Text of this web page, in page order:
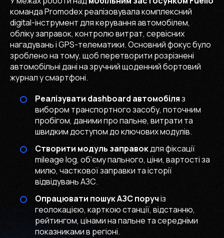
команда Promodex реалізовувала комплексний
digital-інструмент для керування автомобілем,
обліку заправок, контролю витрат, сервісних
нагадувань і GPS-телематики. Основний фокус було
зроблено на тому, щоб перетворити розрізнені
автомобільні дані на зручний щоденний бортовий
журнал у смартфоні.
Реалізувати dashboard автомобіляз
вибором транспортного засобу, поточним
пробігом, даними про пальне, витрати та
швидким доступом до ключових модулів.
Створити модуль заправокдля фіксації
mileage log, об’єму пального, ціни, вартості за
милю, часткової заправки та історії
відвідувань АЗС.
Опрацювати пошук АЗС поручіз
геолокацією, карткою станції, відстанню,
рейтингом, цінами на пальне та середніми
показниками в регіоні.